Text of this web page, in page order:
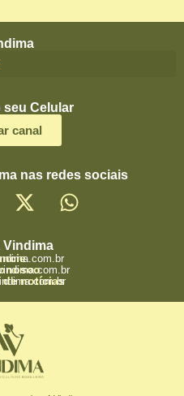
seu Celular
canal
nas redes sociais
Vindima
de notícias